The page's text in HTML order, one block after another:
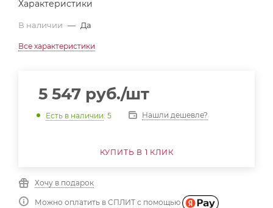
Характеристики
В наличии — Да
Все характеристики
5 547 руб./шт
Есть в наличии: 5 Нашли дешевле?
КУПИТЬ В 1 КЛИК
Хочу в подарок
Можно оплатить в СПЛИТ с помощью